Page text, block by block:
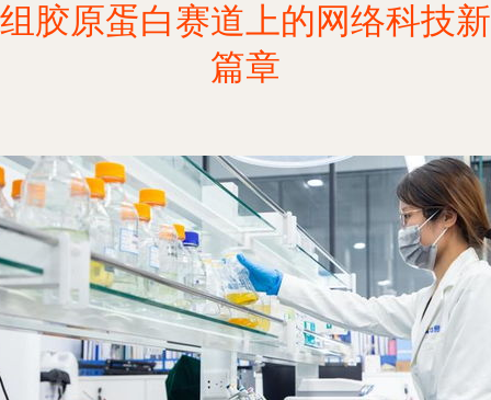
组胶原蛋白赛道上的网络科技新
篇章